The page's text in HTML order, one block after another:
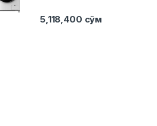
5,118,400 сўм